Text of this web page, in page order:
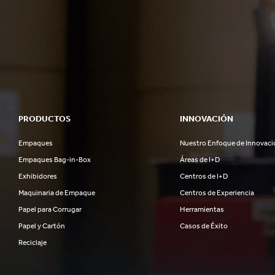
PRODUCTOS
Empaques
Empaques Bag-in-Box
Exhibidores
Maquinaria de Empaque
Papel para Corrugar
Papel y Cartón
Reciclaje
INNOVACIÓN
Nuestro Enfoque de
Áreas de I+D
Centros de I+D
Centros de Experiencia
Herramientas
Casos de Éxito